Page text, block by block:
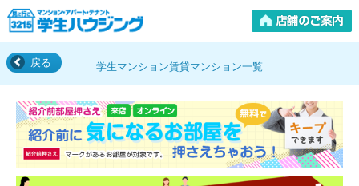
戻る 学生マンション賃貸マンション一覧